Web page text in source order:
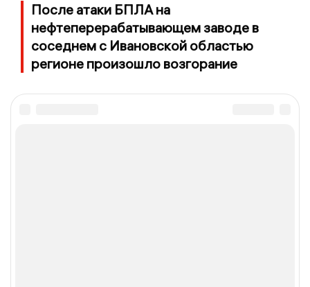
После атаки БПЛА на
нефтеперерабатывающем заводе в
соседнем с Ивановской областью
регионе произошло возгорание